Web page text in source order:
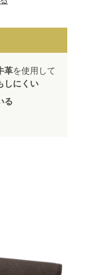
革を使用して
しにくい
る